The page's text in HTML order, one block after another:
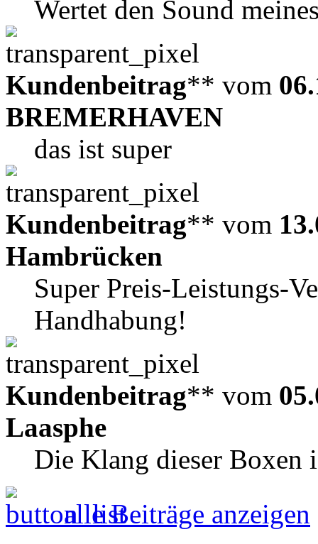
Wertet den Sound
Kundenbeitrag** vom
BREMERHAVEN
das ist super
Kundenbeitrag** vom
Hambrücken
Super Preis-Leistungs-
Handhabung!
Kundenbeitrag** vom
Laasphe
Die Klang dieser Boxen
alle Beiträge anzeigen